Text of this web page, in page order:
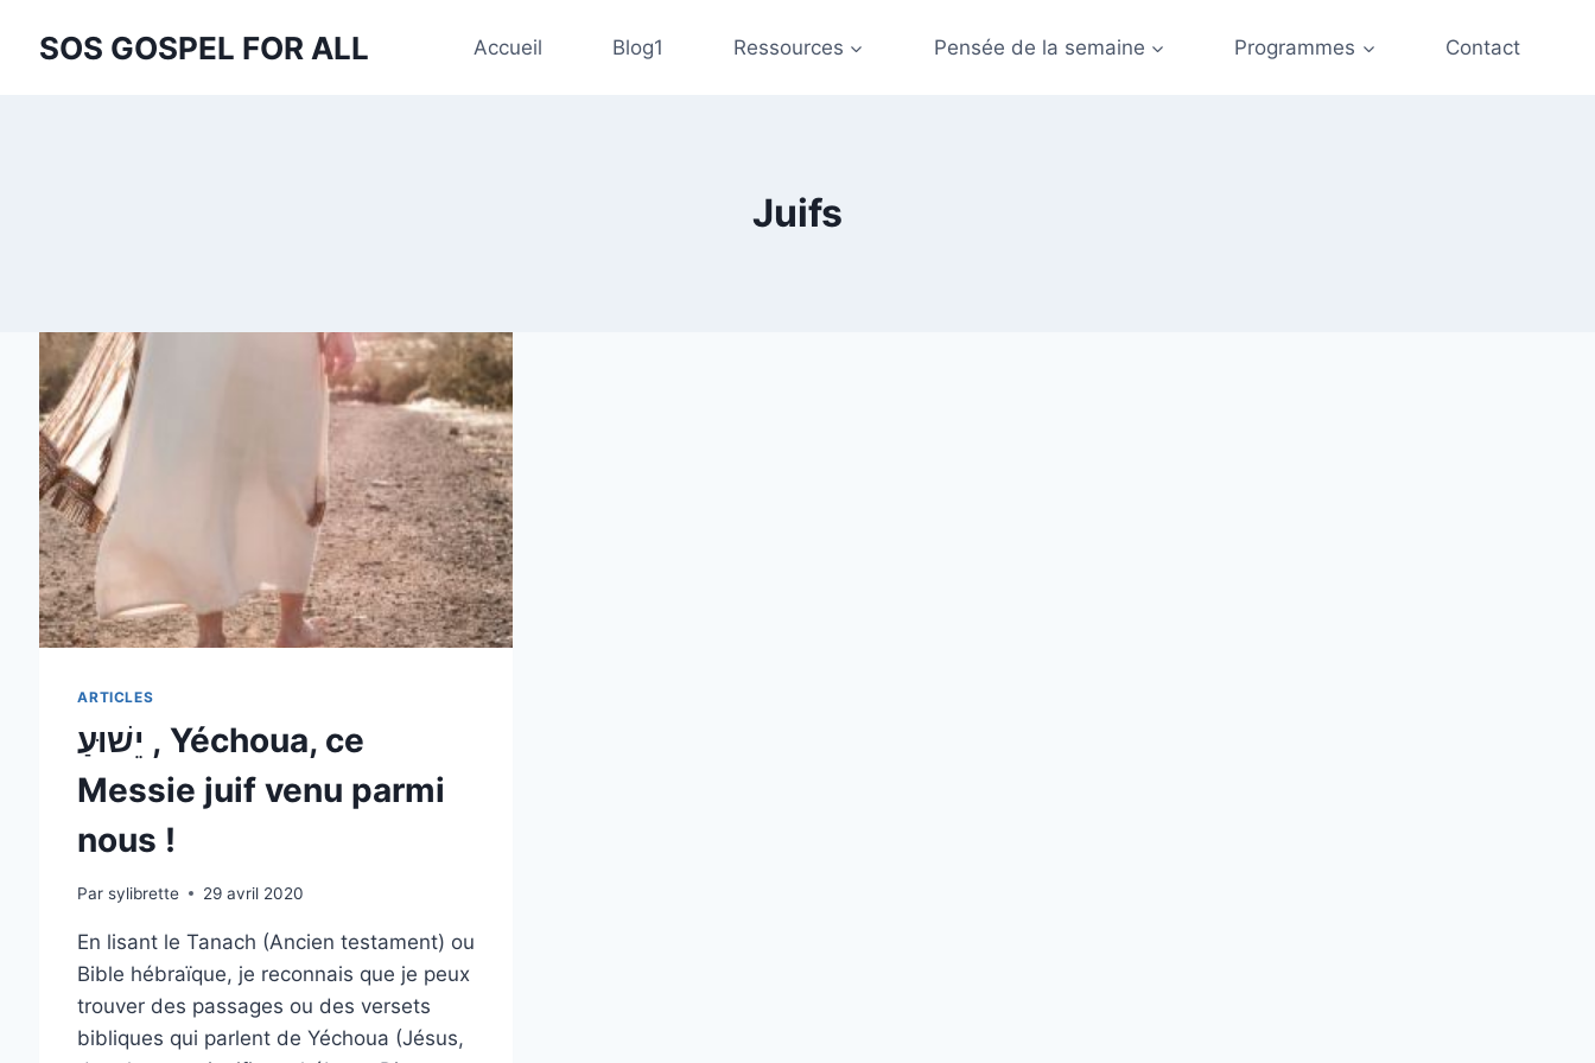
SOS GOSPEL FOR ALL Accueil Blog1 Ressources Pensée de la semaine Programmes Contact
Juifs
ARTICLES
יֵשׁוּעַ , Yéchoua, ce
Messie juif venu parmi
nous !
Par sylibrette 29 avril 2020
En lisant le Tanach (Ancien testament) ou
Bible hébraïque, je reconnais que je peux
trouver des passages ou des versets
bibliques qui parlent de Yéchoua (Jésus,